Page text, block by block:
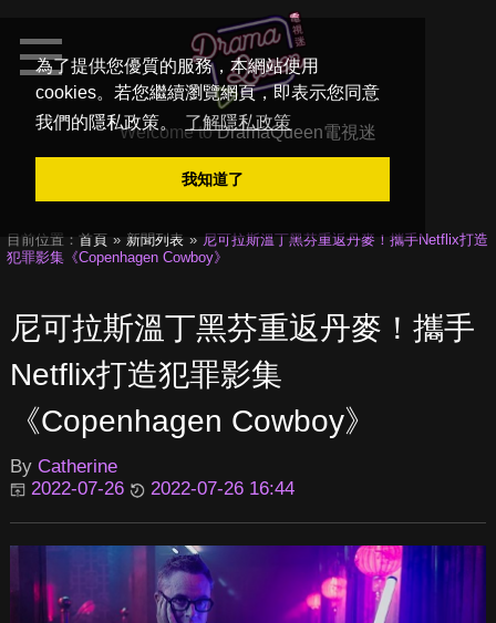
為了提供您優質的服務，本網站使用
cookies。若您繼續瀏覽網頁，即表示您同意
我們的隱私政策。
了解隱私政策
我知道了
Welcome toDramaQueen電視迷
目前位置： 首頁 新聞列表
尼可拉斯溫丁黑芬重返丹麥！攜手Netflix打造
犯罪影集《Copenhagen Cowboy》
尼可拉斯溫丁黑芬重返丹麥！攜手
Netflix打造犯罪影集
《Copenhagen Cowboy》
By Catherine
2022-07-26
2022-07-26 16:44